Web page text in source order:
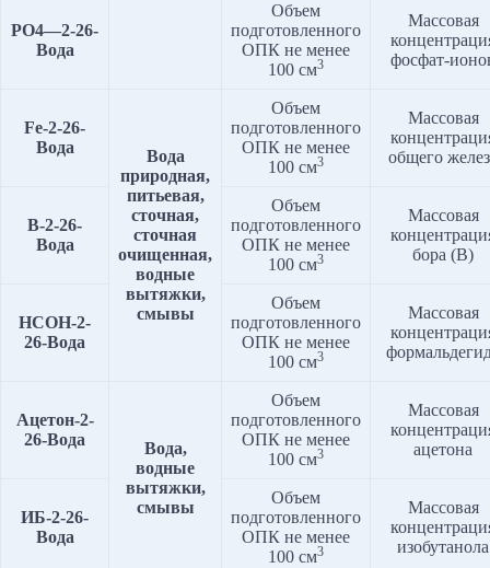
PO4—2-26-
Вода
Объем
подготовленного
ОПК не менее
100 см3
Массовая
фосфат-
Fe-2-26-
Вода
Вода
природная,
питьевая,
сточная,
сточная
очищенная,
водные
вытяжки,
смывы
Объем
подготовленного
ОПК не менее
100 см3
Массовая
общего
В-2-26-
Вода
Объем
подготовленного
ОПК не менее
100 см3
Массовая
бора (B)
НСОН-2-
26-Вода
Объем
подготовленного
ОПК не менее
100 см3
Массовая
Ацетон-2-
26-Вода
Вода,
водные
вытяжки,
смывы
Объем
подготовленного
ОПК не менее
100 см3
Массовая
ацетона
ИБ-2-26-
Вода
Объем
подготовленного
ОПК не менее
100 см3
Массовая
изобутанола